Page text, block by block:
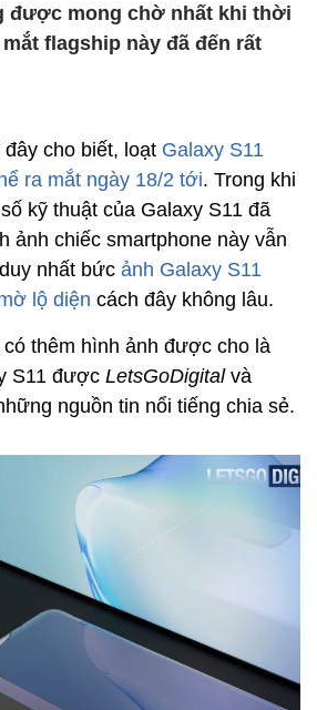
được mong chờ nhất khi thời
flagship này đã đến rất
cho biết, loạt Galaxy S11
ra mắt ngày 18/2 tới. Trong khi
kỹ thuật của Galaxy S11 đã
ảnh chiếc smartphone này vẫn
nhất bức ảnh Galaxy S11
lộ diện cách đây không lâu.
thêm hình ảnh được cho là
S11 được LetsGoDigitalvà
nguồn tin nổi tiếng chia sẻ.